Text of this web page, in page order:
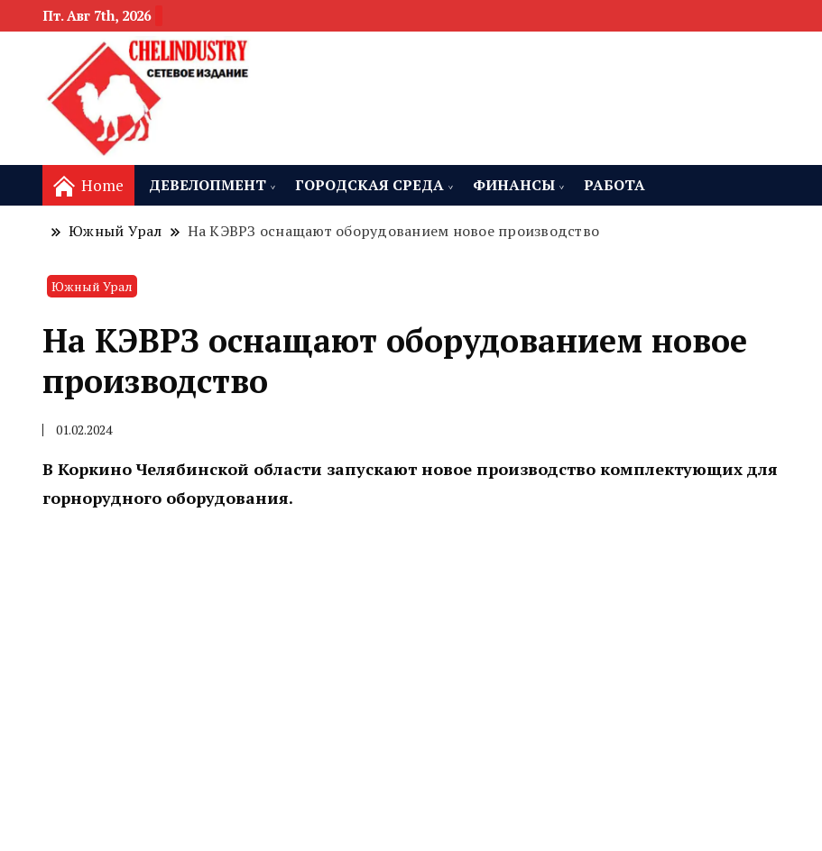
Пт. Авг 7th, 2026
Home ДЕВЕЛОПМЕНТ ГОРОДСКАЯ СРЕДА ФИНАНСЫ РАБОТА
Южный Урал На КЭВРЗ оснащают оборудованием новое производство
Южный Урал
На КЭВРЗ оснащают оборудованием новое
производство
01.02.2024
В Коркино Челябинской области запускают новое производство комплектующих для
горнорудного оборудования.